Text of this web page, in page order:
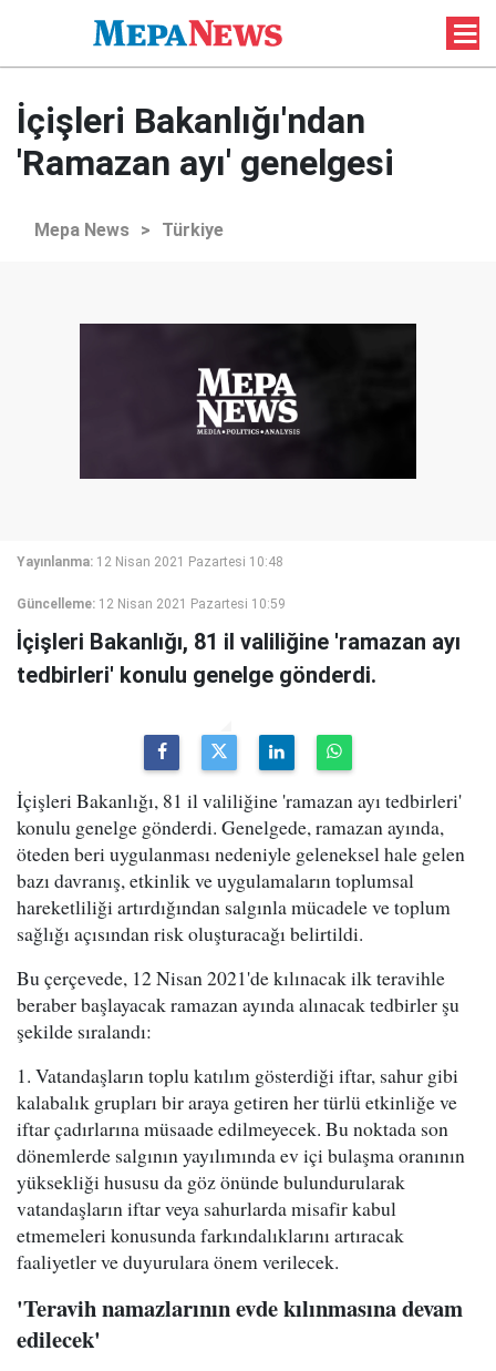
İçişleri Bakanlığı'ndan
'Ramazan ayı' genelgesi
Mepa News > Türkiye
Yayınlanma: 12 Nisan 2021 Pazartesi 10:48
Güncelleme: 12 Nisan 2021 Pazartesi 10:59
İçişleri Bakanlığı, 81 il valiliğine 'ramazan ayı
tedbirleri' konulu genelge gönderdi.
İçişleri Bakanlığı, 81 il valiliğine 'ramazan ayı tedbirleri'
konulu genelge gönderdi. Genelgede, ramazan ayında,
öteden beri uygulanması nedeniyle geleneksel hale gelen
bazı davranış, etkinlik ve uygulamaların toplumsal
hareketliliği artırdığından salgınla mücadele ve toplum
sağlığı açısından risk oluşturacağı belirtildi.
Bu çerçevede, 12 Nisan 2021'de kılınacak ilk teravihle
beraber başlayacak ramazan ayında alınacak tedbirler şu
şekilde sıralandı:
1. Vatandaşların toplu katılım gösterdiği iftar, sahur gibi
kalabalık grupları bir araya getiren her türlü etkinliğe ve
iftar çadırlarına müsaade edilmeyecek. Bu noktada son
dönemlerde salgının yayılımında ev içi bulaşma oranının
yüksekliği hususu da göz önünde bulundurularak
vatandaşların iftar veya sahurlarda misafir kabul
etmemeleri konusunda farkındalıklarını artıracak
faaliyetler ve duyurulara önem verilecek.
'Teravih namazlarının evde kılınmasına devam
edilecek'